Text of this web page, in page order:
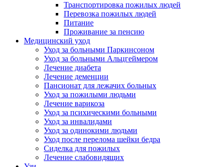
Транспортировка пожилых людей
Перевозка пожилых людей
Питание
Проживание за пенсию
Медицинский уход
Уход за больными Паркинсоном
Уход за больными Альцгеймером
Лечение диабета
Лечение деменции
Пансионат для лежачих больных
Уход за пожилыми людьми
Лечение варикоза
Уход за психическими больными
Уход за инвалидами
Уход за одинокими людьми
Уход после перелома шейки бедра
Сиделка для пожилых
Лечение слабовидящих